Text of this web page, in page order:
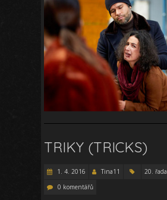
TRIKY (TRICKS)
1. 4. 2016 Tina11
20. řada
0 komentářů